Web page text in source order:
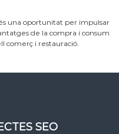
una oportunitat per impulsar
de la compra i consum
comerç i restauració.
SEO